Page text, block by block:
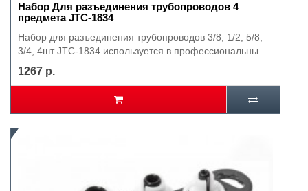
Набор Для разъединения трубопроводов 4
предмета JTC-1834
Набор для разъединения трубопроводов 3/8, 1/2, 5/8,
3/4, 4шт JTC-1834 используется в профессиональны..
1267 р.